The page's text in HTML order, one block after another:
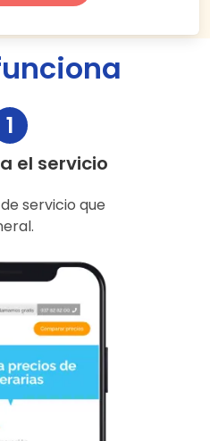
1
el servicio
servicio que